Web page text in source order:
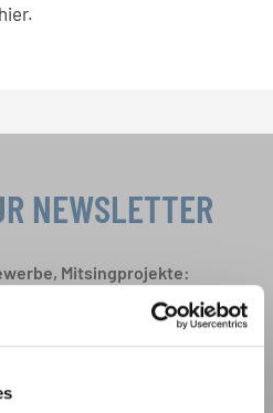
NEWSLETTER
Mitsingprojekte:
Newsletter.